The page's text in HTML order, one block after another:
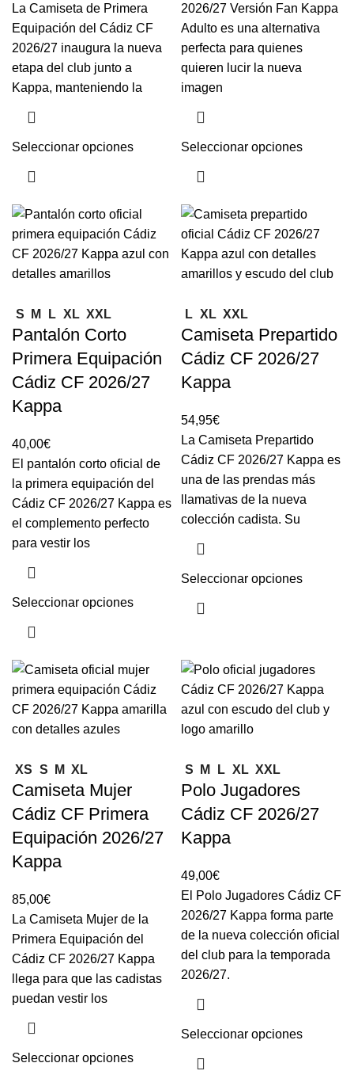
La Camiseta de Primera
Equipación del Cádiz CF
2026/27 inaugura la nueva
etapa del club junto a
Kappa, manteniendo la
Seleccionar opciones
2026/27 Versión Fan Kappa
Adulto es una alternativa
perfecta para quienes
quieren lucir la nueva
imagen
Seleccionar opciones
S M L XL XXL
Pantalón Corto
Primera Equipación
Cádiz CF 2026/27
Kappa
40,00€
El pantalón corto oficial de
la primera equipación del
Cádiz CF 2026/27 Kappa es
el complemento perfecto
para vestir los
Seleccionar opciones
L XL XXL
Camiseta Prepartido
Cádiz CF 2026/27
Kappa
54,95€
La Camiseta Prepartido
Cádiz CF 2026/27 Kappa es
una de las prendas más
llamativas de la nueva
colección cadista. Su
Seleccionar opciones
XS S M XL
Camiseta Mujer
Cádiz CF Primera
Equipación 2026/27
Kappa
85,00€
La Camiseta Mujer de la
Primera Equipación del
Cádiz CF 2026/27 Kappa
llega para que las cadistas
puedan vestir los
Seleccionar opciones
S M L XL XXL
Polo Jugadores
Cádiz CF 2026/27
Kappa
49,00€
El Polo Jugadores Cádiz CF
2026/27 Kappa forma parte
de la nueva colección oficial
del club para la temporada
2026/27.
Seleccionar opciones